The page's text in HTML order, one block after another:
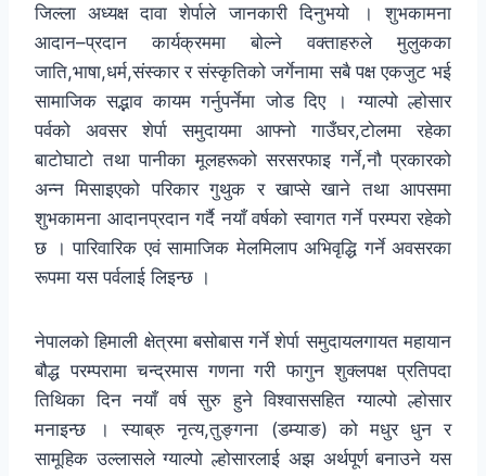
जिल्ला अध्यक्ष दावा शेर्पाले जानकारी दिनुभयो । शुभकामना
आदान–प्रदान कार्यक्रममा बोल्ने वक्ताहरुले मुलुकका
जाति,भाषा,धर्म,संस्कार र संस्कृतिको जर्गेनामा सबै पक्ष एकजुट भई
सामाजिक सद्भाव कायम गर्नुपर्नेमा जोड दिए । ग्याल्पो ल्होसार
पर्वको अवसर शेर्पा समुदायमा आफ्नो गाउँघर,टोलमा रहेका
बाटोघाटो तथा पानीका मूलहरूको सरसरफाइ गर्ने,नौ प्रकारको
अन्न मिसाइएको परिकार गुथुक र खाप्से खाने तथा आपसमा
शुभकामना आदानप्रदान गर्दै नयाँ वर्षको स्वागत गर्ने परम्परा रहेको
छ । पारिवारिक एवं सामाजिक मेलमिलाप अभिवृद्धि गर्ने अवसरका
रूपमा यस पर्वलाई लिइन्छ ।
नेपालको हिमाली क्षेत्रमा बसोबास गर्ने शेर्पा समुदायलगायत महायान
बौद्ध परम्परामा चन्द्रमास गणना गरी फागुन शुक्लपक्ष प्रतिपदा
तिथिका दिन नयाँ वर्ष सुरु हुने विश्वाससहित ग्याल्पो ल्होसार
मनाइन्छ । स्याब्रु नृत्य,तुङ्गना (डम्याङ) को मधुर धुन र
सामूहिक उल्लासले ग्याल्पो ल्होसारलाई अझ अर्थपूर्ण बनाउने यस